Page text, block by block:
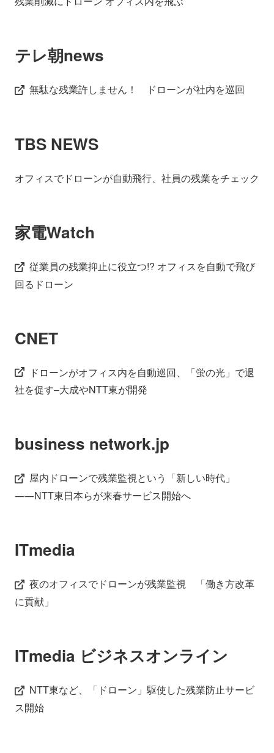
テレ朝news
無駄な残業許しません！ ドローンが社内を巡回
TBS NEWS
オフィスでドローンが自動飛行、社員の残業をチェック
家電Watch
従業員の残業抑止に役立つ!? オフィスを自動で飛び
回るドローン
CNET
ドローンがオフィス内を自動巡回、「蛍の光」で退
社を促す–大成やNTT東が開発
business network.jp
屋内ドローンで残業監視という「新しい時代」
――NTT東日本らが来春サービス開始へ
ITmedia
夜のオフィスでドローンが残業監視 「働き方改革
に貢献」
ITmedia ビジネスオンライン
NTT東など、「ドローン」駆使した残業防止サービ
ス開始